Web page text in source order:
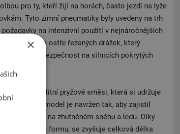
pro ty, kteří žijí na horách, často jezdí na lyže
Tyto zimní pneumatiky byly uvedeny na trh
na intenzivní použití v nejnáročnějších
hlubokých ostře řezaných drážek, který
stabilitu a bezpečnost na silnicích pokrytých
z vysoce kvalitní pryžové směsi, která si udržuje
Tento model je navržen tak, aby zajistil
brzdění na zhutněném sněhu a ledu. Díky
mají různou formu, se zvyšuje celková délka
×